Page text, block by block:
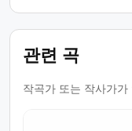
관련 곡
작곡가 또는 작사가가